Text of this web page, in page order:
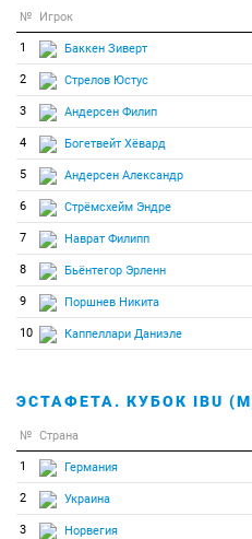
77
78 Крнкович Кресимир
79 Крупчик Томаш
80 Куттинен Патрик
81 Лагайе-Гоффар Том
82 Лесюк Тарас
83 Макине Йокубас
84 Маккельс Марек
85 Мустонен Йони
86 Накаджима Джин
87 Оберхаузер Магнус
91 Палм Тудор
92 Пикерас Роберто
93 Питцер Лукаш
№ Игрок
1 Баккен Зиверт
2 Стрелов Юстус
3 Андерсен Филип
4 Богетвейт Хёвард
5 Андерсен Александр
6 Стрёмсхейм Эндре
7 Наврат Филипп
8 Бьёнтегор Эрленн
9 Поршнев Никита
10 Каппеллари Даниэле
ЭСТАФЕТА. КУБОК IBU
№ Страна
1 Германия
2 Украина
3 Норвегия